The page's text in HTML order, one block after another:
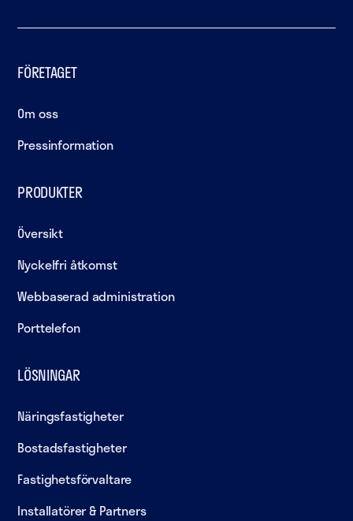
FÖRETAGET
Om oss
Pressinformation
PRODUKTER
Översikt
Nyckelfri åtkomst
Webbaserad administration
Porttelefon
LÖSNINGAR
Näringsfastigheter
Bostadsfastigheter
Fastighetsförvaltare
Installatörer & Partners